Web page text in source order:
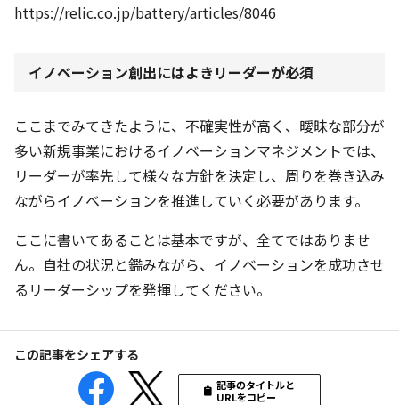
https://relic.co.jp/battery/articles/8046
イノベーション創出にはよきリーダーが必須
ここまでみてきたように、不確実性が高く、曖昧な部分が
多い新規事業におけるイノベーションマネジメントでは、
リーダーが率先して様々な方針を決定し、周りを巻き込み
ながらイノベーションを推進していく必要があります。
ここに書いてあることは基本ですが、全てではありませ
ん。自社の状況と鑑みながら、イノベーションを成功させ
るリーダーシップを発揮してください。
この記事をシェアする
記事のタイトルと
URLをコピー